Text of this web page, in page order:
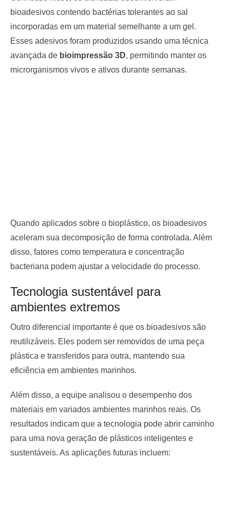
bioadesivos contendo bactérias tolerantes ao sal
incorporadas em um material semelhante a um gel.
Esses adesivos foram produzidos usando uma técnica
avançada de bioimpressão 3D, permitindo manter os
microrganismos vivos e ativos durante semanas.
Quando aplicados sobre o bioplástico, os bioadesivos
aceleram sua decomposição de forma controlada. Além
disso, fatores como temperatura e concentração
bacteriana podem ajustar a velocidade do processo.
Tecnologia sustentável para
ambientes extremos
Outro diferencial importante é que os bioadesivos são
reutilizáveis. Eles podem ser removidos de uma peça
plástica e transferidos para outra, mantendo sua
eficiência em ambientes marinhos.
Além disso, a equipe analisou o desempenho dos
materiais em variados ambientes marinhos reais. Os
resultados indicam que a tecnologia pode abrir caminho
para uma nova geração de plásticos inteligentes e
sustentáveis. As aplicações futuras incluem: